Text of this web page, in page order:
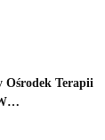
Ośrodek Terapii